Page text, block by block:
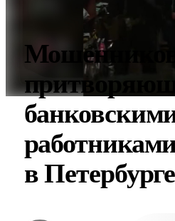
в Петербурге